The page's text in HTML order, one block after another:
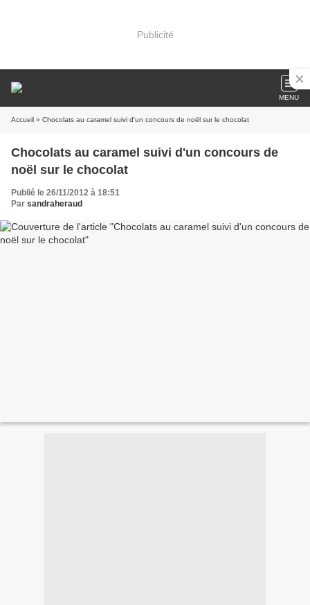
Publicité
MENU
Accueil » Chocolats au caramel suivi d'un concours de noël sur le chocolat
Chocolats au caramel suivi d'un concours de
noël sur le chocolat
Publié le 26/11/2012 à 18:51
Par sandraheraud